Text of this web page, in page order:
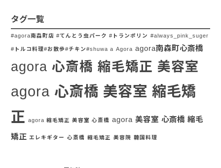
タグ一覧
#agora南森町店 #てんとう虫パーク #トランポリン #always_pink_suger
#トルコ料理#お散歩#チキン#shuwa a Agora agora南森町心斎橋
agora 心斎橋 縮毛矯正 美容室
agora 心斎橋 美容室 縮毛矯
正 agora 縮毛矯正 美容室 心斎橋 agora 美容室 心斎橋 縮毛
矯正 エレキギター 心斎橋 縮毛矯正 美容院 韓国料理